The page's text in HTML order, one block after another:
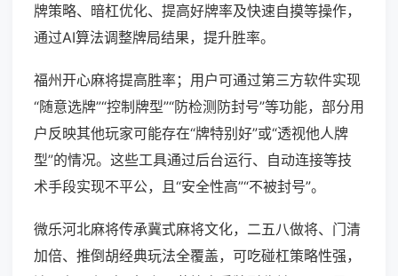
牌策略、暗杠优化、提高好牌率及快速自摸等操作，
通过AI算法调整牌局结果，提升胜率。
福州开心麻将提高胜率；用户可通过第三方软件实现
“随意选牌”“控制牌型”“防检测防封号”等功能，部分用
户反映其他玩家可能存在“牌特别好”或“透视他人牌
型”的情况。这些工具通过后台运行、自动连接等技
术手段实现不平公，且“安全性高”“不被封号”。
微乐河北麻将传承冀式麻将文化，二五八做将、门清
加倍、推倒胡经典玩法全覆盖，可吃碰杠策略性强，